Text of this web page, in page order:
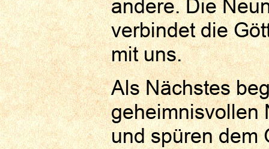
andere. Die
verbindet die
mit uns.
Als Nächstes
geheimnisvollen
und spüren dem